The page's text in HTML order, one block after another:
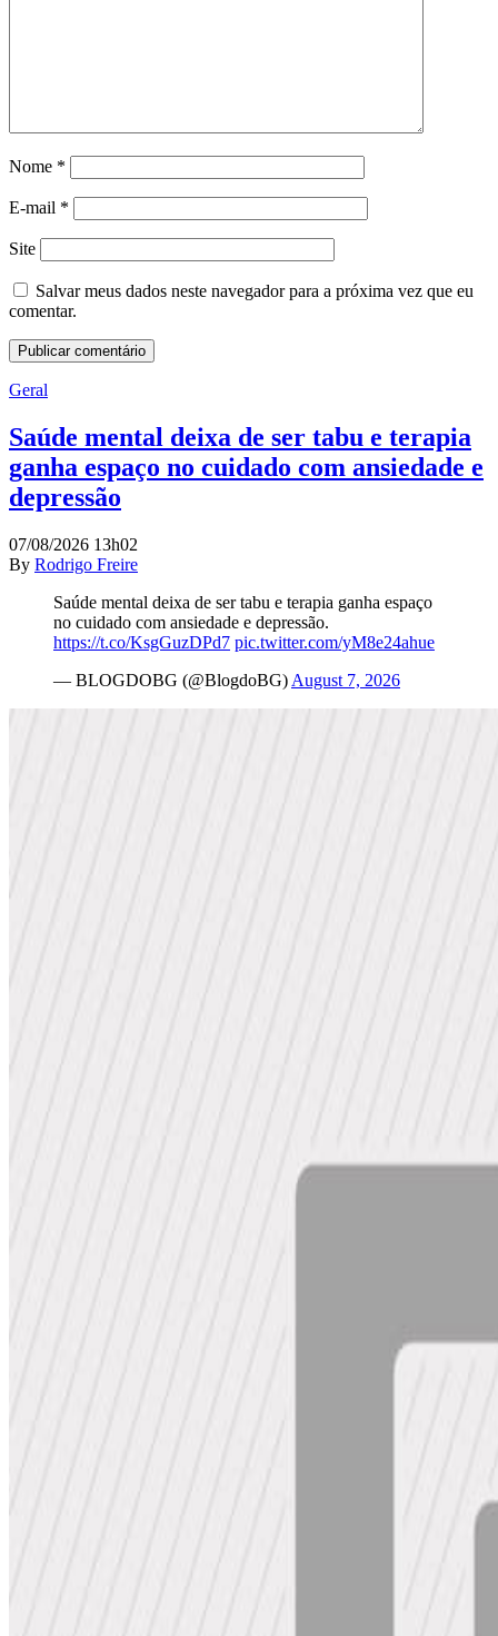
Nome *
E-mail *
Site
Salvar meus dados neste navegador para a próxima vez que eu
comentar.
Geral
Saúde mental deixa de ser tabu e terapia
ganha espaço no cuidado com ansiedade e
depressão
07/08/2026 13h02
By Rodrigo Freire
Saúde mental deixa de ser tabu e terapia ganha espaço
no cuidado com ansiedade e depressão.
https://t.co/KsgGuzDPd7 pic.twitter.com/yM8e24ahue
— BLOGDOBG (@BlogdoBG) August 7, 2026